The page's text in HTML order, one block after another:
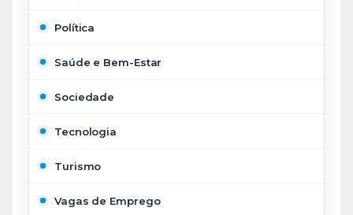
Política
Saúde e Bem-Estar
Sociedade
Tecnologia
Turismo
Vagas de Emprego